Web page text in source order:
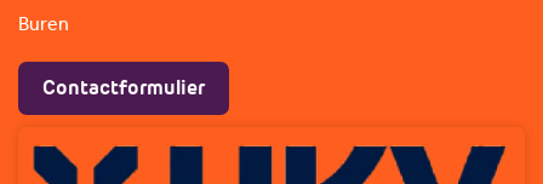
Buren
Contactformulier